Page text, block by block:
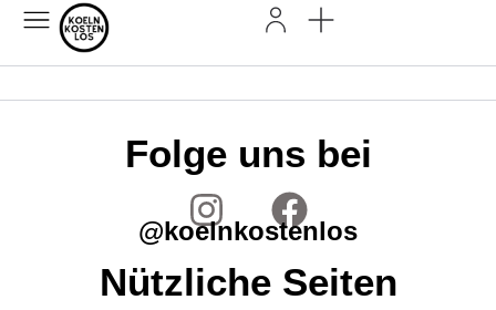
Folge uns bei
@koelnkostenlos
Nützliche Seiten